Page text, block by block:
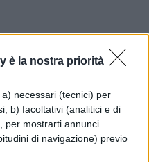
è la nostra priorità
necessari (tecnici) per
b) facoltativi (analitici e di
per mostrarti annunci
di navigazione) previo